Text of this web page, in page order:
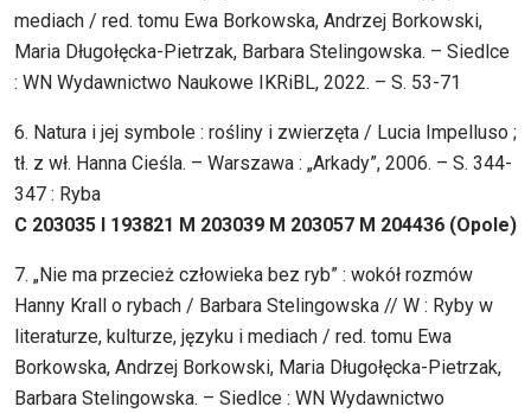
mediach / red. tomu Ewa Borkowska, Andrzej Borkowski,
Maria Długołęcka-Pietrzak, Barbara Stelingowska. – Siedlce
: WN Wydawnictwo Naukowe IKRiBL, 2022. – S. 53-71
6. Natura i jej symbole : rośliny i zwierzęta / Lucia Impelluso ;
tł. z wł. Hanna Cieśla. – Warszawa : „Arkady”, 2006. – S. 344-
347 : Ryba
C 203035 I 193821 M 203039 M 203057 M 204436 (Opole)
7. „Nie ma przecież człowieka bez ryb” : wokół rozmów
Hanny Krall o rybach / Barbara Stelingowska // W : Ryby w
literaturze, kulturze, języku i mediach / red. tomu Ewa
Borkowska, Andrzej Borkowski, Maria Długołęcka-Pietrzak,
Barbara Stelingowska. – Siedlce : WN Wydawnictwo